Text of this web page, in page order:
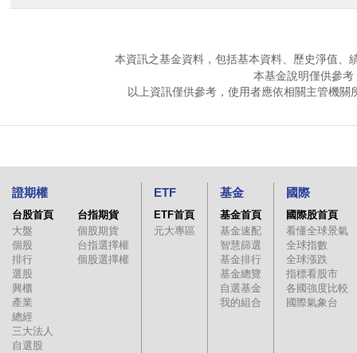
本資訊之基金資料，包括基本資料、歷史淨值、
本基金說明僅供參
以上資訊僅供參考，使用者應依相關主管機
證期權
台股首頁
大盤
個股
排行
選股
興櫃
產業
總經
三大法人
自選股
台指期貨
個股期貨
台指選擇權
個股選擇權
ETF
ETF首頁
元大專區
基金
基金首頁
基金速配
智慧篩選
基金排行
基金總覽
自選基金
我的組合
國際
國際股首頁
看懂全球景氣
全球指數
全球漲跌
指標看股市
各國強度比較
國際氣象台